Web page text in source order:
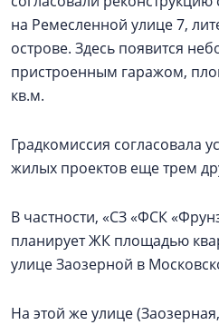
на Ремесленной улице 7,
острове. Здесь появится
пристроенным гаражом,
кв.м.
Градкомиссия согласовала
жилых проектов еще трем
В частности, «СЗ «ФСК
планирует ЖК площадью
улице Заозерной в
На этой же улице